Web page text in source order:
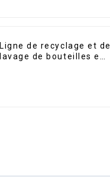
Ligne de recyclage et de
lavage de bouteilles en